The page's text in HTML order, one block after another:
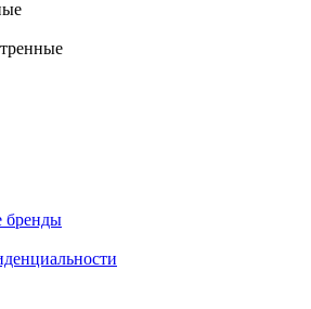
бренды